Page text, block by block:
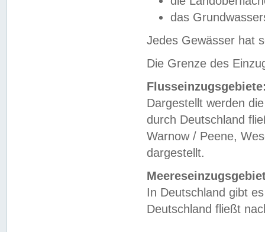
das
Jedes Gewässer hat
Die Grenze des
Dargestellt werden
durch Deutschland
Warnow / Peene,
dargestellt.
In Deutschland gibt
Deutschland fließt